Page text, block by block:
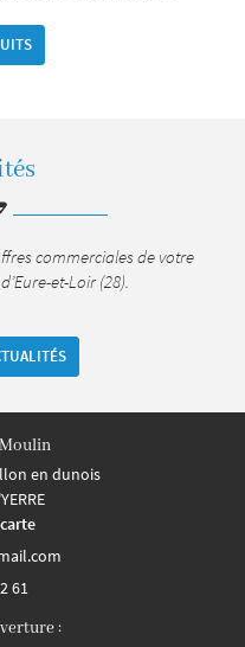
commerciales de votre
et-Loir (28).
en dunois
61
: